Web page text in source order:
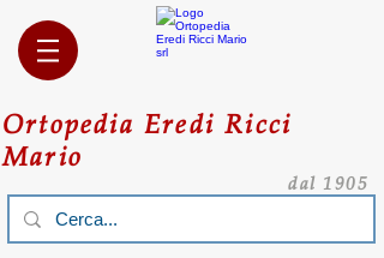
Ortopedia Eredi Ricci
Mario
dal 1905